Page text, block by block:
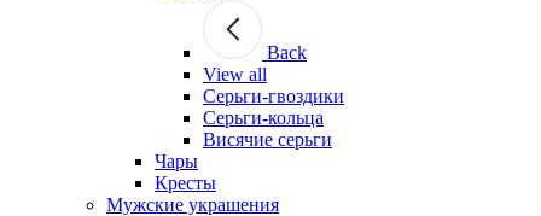
Back
View all
Серьги-гвоздики
Серьги-кольца
Висячие серьги
Чары
Кресты
Мужские украшения